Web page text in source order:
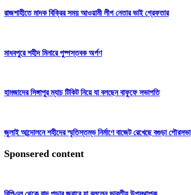
রাজশাহীতে মাদক বিক্রির সময় আওয়ামী লীগ নেতার ভাই গ্রেফতার
মাধবপুরে শহীদ মিনারে পুষ্পস্তবক অর্পণ
হামজাদের সিঙ্গাপুর ম্যাচ টিকিট নিয়ে যা বলছেন বাফুফে সভাপতি
জুলাই আন্দোলনে শহীদের স্মৃতিস্তম্ভ নির্মাণে বাজেট রেখেছে বগুড়া পৌরসভা
Sponsered content